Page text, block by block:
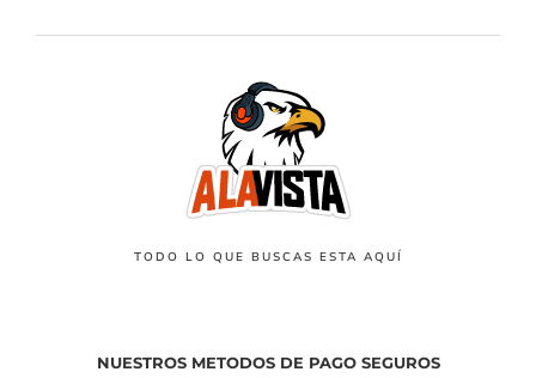
TODO LO QUE BUSCAS ESTA AQUÍ
NUESTROS METODOS DE PAGO SEGUROS